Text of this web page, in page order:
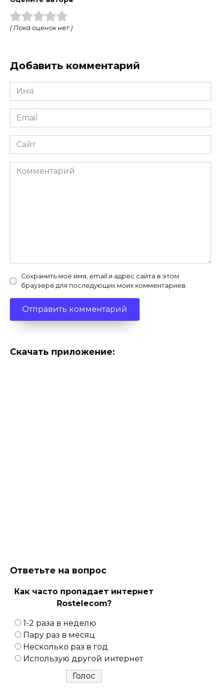
( Пока оценок нет )
Добавить комментарий
Имя
*
Email
*
Сайт
Комментарий
Сохранить моё имя, email и адрес сайта в этом
браузере для последующих моих комментариев.
Скачать приложение:
Ответьте на вопрос
Как часто пропадает интернет
Rostelecom?
1-2 раза в неделю
Пару раз в месяц
Несколько раз в год
Использую другой интернет